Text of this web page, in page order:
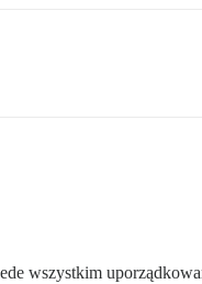
wszystkim